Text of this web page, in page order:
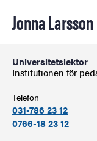
Jonna Larsson
Universitetslektor
Institutionen för
Telefon
031-786 23 12
0766-18 23 12